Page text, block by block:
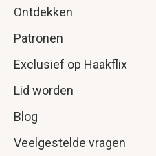
Ontdekken
Patronen
Exclusief op Haakflix
Lid worden
Blog
Veelgestelde vragen